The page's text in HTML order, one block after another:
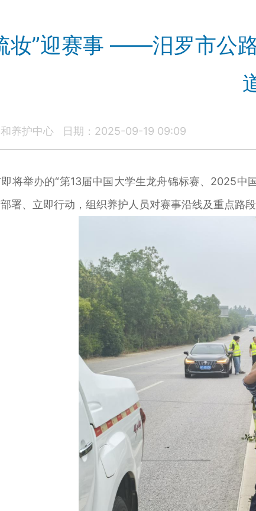
妆”迎赛事 ——汨罗市公
养护中心 日期：2025-09-19 09:09
举办的“第13届中国大学生龙舟锦标赛、2025中
署、立即行动，组织养护人员对赛事沿线及重点路